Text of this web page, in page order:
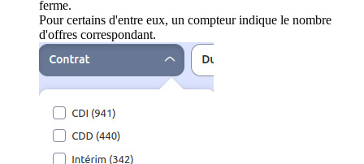
ferme.
Pour certains d'entre eux, un compteur indique le nombre
d'offres correspondant.